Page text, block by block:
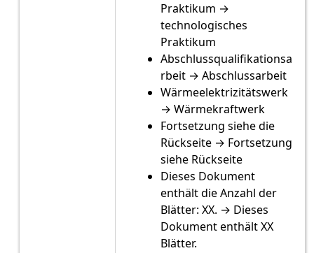
Praktikum →
technologisches
Praktikum
Abschlussqualifikationsa
rbeit → Abschlussarbeit
Wärmeelektrizitätswerk
→ Wärmekraftwerk
Fortsetzung siehe die
Rückseite → Fortsetzung
siehe Rückseite
Dieses Dokument
enthält die Anzahl der
Blätter: XX. → Dieses
Dokument enthält XX
Blätter.